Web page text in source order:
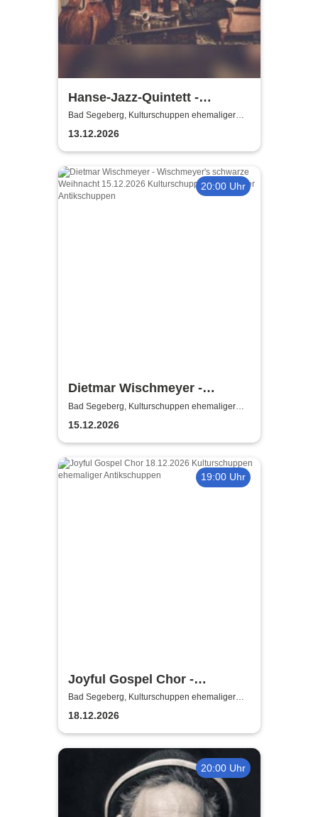
Hanse-Jazz-Quintett -
Swinging Home for Christmas
Bad Segeberg, Kulturschuppen ehemaliger
Antikschuppen
13.12.2026
20:00 Uhr
Dietmar Wischmeyer -
Wischmeyer's schwarze
Weihnacht
Bad Segeberg, Kulturschuppen ehemaliger
Antikschuppen
15.12.2026
19:00 Uhr
Joyful Gospel Chor -
Christmas Special
Bad Segeberg, Kulturschuppen ehemaliger
Antikschuppen
18.12.2026
20:00 Uhr